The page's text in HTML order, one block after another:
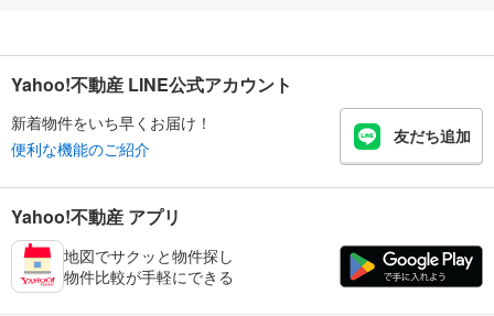
Yahoo!不動産 LINE公式アカウント
新着物件をいち早くお届け！
便利な機能のご紹介
友だち追加
Yahoo!不動産 アプリ
地図でサクッと物件探し
物件比較が手軽にできる